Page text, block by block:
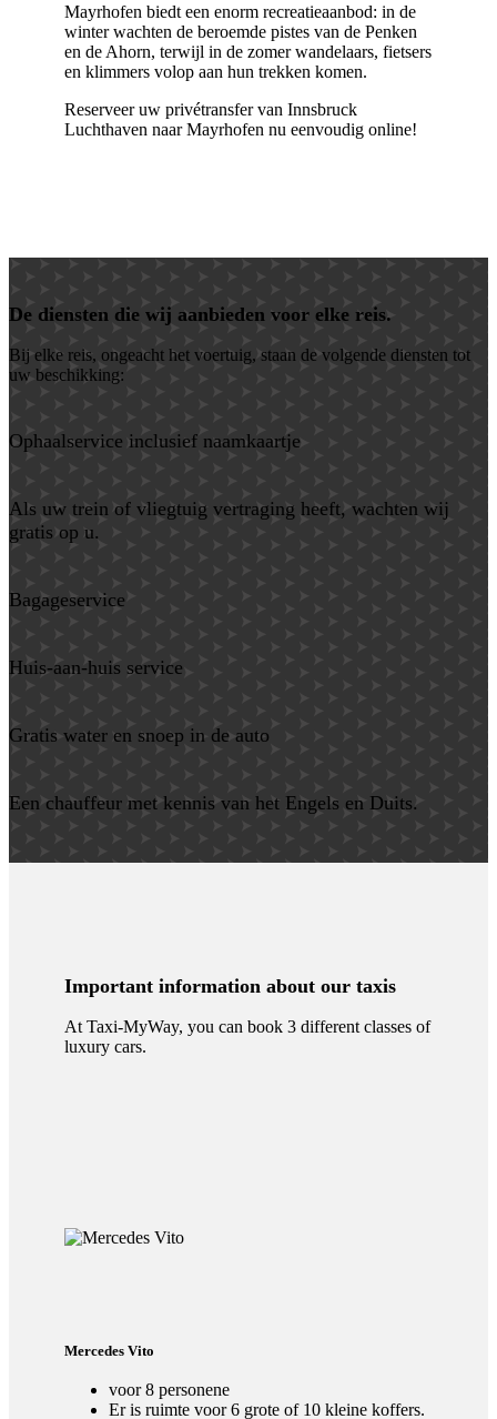
Mayrhofen biedt een enorm recreatieaanbod: in de
winter wachten de beroemde pistes van de Penken
en de Ahorn, terwijl in de zomer wandelaars, fietsers
en klimmers volop aan hun trekken komen.
Reserveer uw privétransfer van Innsbruck
Luchthaven naar Mayrhofen nu eenvoudig online!
De diensten die wij aanbieden voor elke reis.
Bij elke reis, ongeacht het voertuig, staan ​​de volgende diensten tot
uw beschikking:
Ophaalservice inclusief naamkaartje
Als uw trein of vliegtuig vertraging heeft, wachten wij
gratis op u.
Bagageservice
Huis-aan-huis service
Gratis water en snoep in de auto
Een chauffeur met kennis van het Engels en Duits.
Important information about our taxis
At Taxi-MyWay, you can book 3 different classes of
luxury cars.
Mercedes Vito
voor 8 personene
Er is ruimte voor 6 grote of 10 kleine koffers.